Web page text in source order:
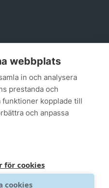
företag skapat av
och batteriproducenter i
dem uppfylla sitt
ett rikstäckande
produkter. Utöver det
tack vare den data vi
och trend kring insamling
webbplats
in och analysera
prestanda och
kopplade till
och anpassa
för cookies
cookies